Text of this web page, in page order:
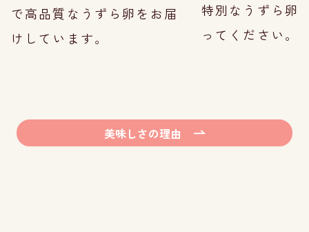
で高品質なうずら卵を お届
けしています。
特別なうずら卵
ってください。
美味しさの理由